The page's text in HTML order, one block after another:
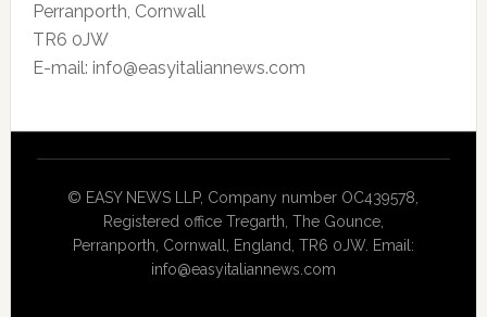
Perranporth, Cornwall
TR6 0JW
E-mail: info@easyitaliannews.com
© EASY NEWS LLP, Company number OC439578,
Registered office Tregarth, The Gounce,
Perranporth, Cornwall, England, TR6 0JW. Email:
info@easyitaliannews.com